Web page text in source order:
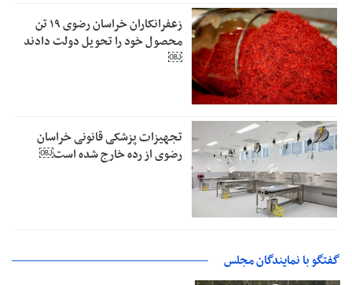
زعفرانکاران خراسان رضوی ۱۹ تن
محصول خود را تحویل دولت دادند
￼
تجهیزات پزشکی قانونی خراسان
رضوی از رده خارج شده است￼
گفتگو با نمایندگان مجلس